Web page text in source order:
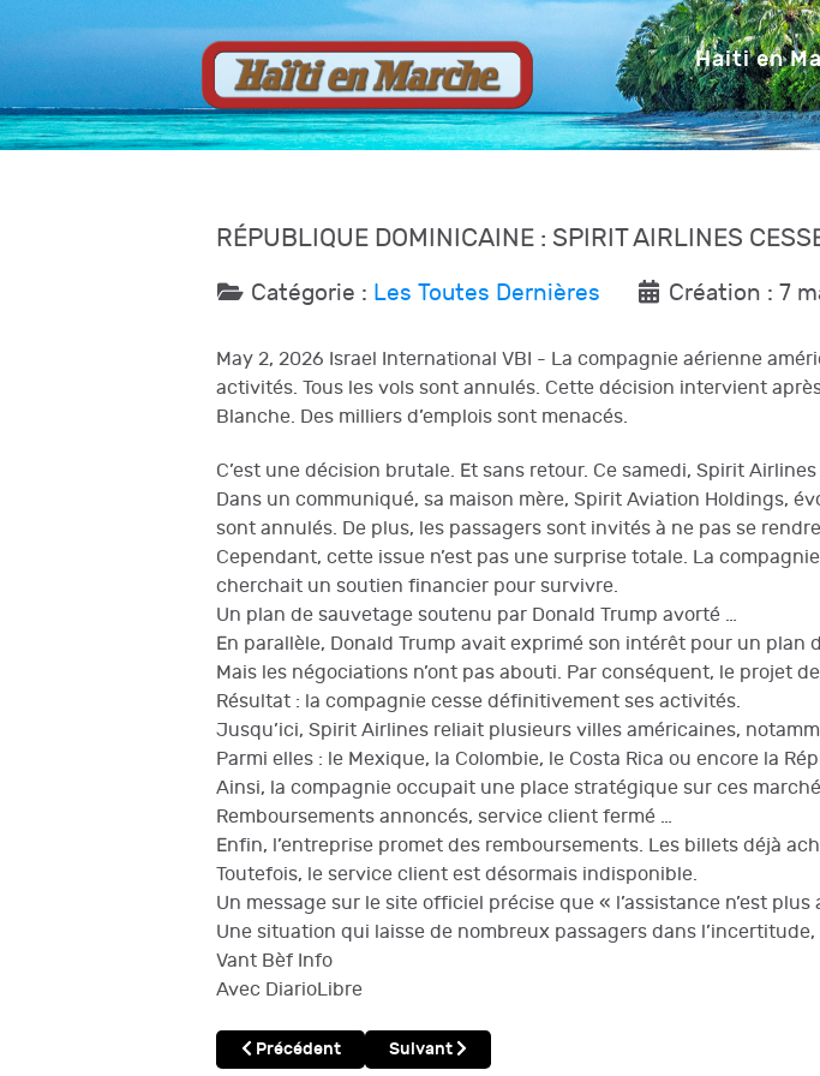
Haiti en
RÉPUBLIQUE DOMINICAINE : SPIRIT AIRLINES
Catégorie : Les Toutes Dernières Création : 7
May 2, 2026 Israel International VBI - La compagnie aérienne
activités. Tous les vols sont annulés. Cette décision intervient
Blanche. Des milliers d’emplois sont menacés.
C’est une décision brutale. Et sans retour. Ce samedi, Spirit
Dans un communiqué, sa maison mère, Spirit Aviation Holdings,
sont annulés. De plus, les passagers sont invités à ne pas se
Cependant, cette issue n’est pas une surprise totale. La
cherchait un soutien financier pour survivre.
Un plan de sauvetage soutenu par Donald Trump avorté …
En parallèle, Donald Trump avait exprimé son intérêt pour un plan
Mais les négociations n’ont pas abouti. Par conséquent, le projet
Résultat : la compagnie cesse définitivement ses activités.
Jusqu’ici, Spirit Airlines reliait plusieurs villes américaines,
Parmi elles : le Mexique, la Colombie, le Costa Rica ou encore la
Ainsi, la compagnie occupait une place stratégique sur ces
Remboursements annoncés, service client fermé …
Enfin, l’entreprise promet des remboursements. Les billets déjà
Toutefois, le service client est désormais indisponible.
Un message sur le site officiel précise que « l’assistance n’est plus
Une situation qui laisse de nombreux passagers dans
Vant Bèf Info
Avec DiarioLibre
Article précédent : 1er Mai : Production nationale et sécurité : le cap
Précédent Article suivant : Tragédie en Haïti : 30 victimes lors
Suivant